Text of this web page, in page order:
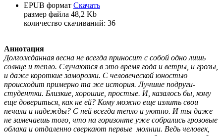
EPUB формат Скачать
размер файла 48,2 Kb
количество cкачиваний: 36
Аннотация
Долгожданная весна не всегда приносит с собой одно лишь
солнце и тепло. Случаются в это время года и ветры, и грозы,
и даже короткие заморозки. С человеческой юностью
происходит примерно та же история. Лучшие подруги-
студентки. Близкие, хорошие, простые. И, казалось бы, кому
еще довериться, как не ей? Кому можно еще излить свои
печали и надежды? С ней всегда тепло и уютно. И ты даже
не замечаешь того, что на горизонте уже собрались грозовые
облака и отдаленно сверкают первые молнии. Ведь человек,